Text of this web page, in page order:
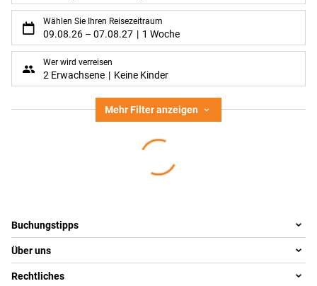
Wählen Sie Ihren Reisezeitraum
09.08.26 – 07.08.27 1 Woche
Wer wird verreisen
2 Erwachsene Keine Kinder
Mehr Filter anzeigen
Footer navigation
Buchungstipps
Warum im Reisebüro buchen
Reisewelten
Über uns
Team
Rechtliches